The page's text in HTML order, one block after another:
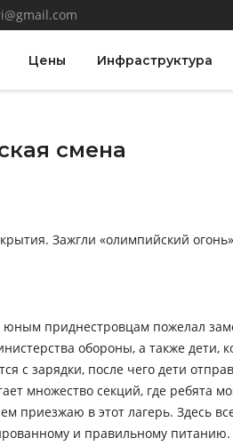
Цены Инфраструктура
смена
Зажгли «олимпийский
приднестровцам пожелал
обороны, а также дети,
зарядки, после чего дети
множество секций, где ребята
приезжаю в этот лагерь. Здесь
и правильному